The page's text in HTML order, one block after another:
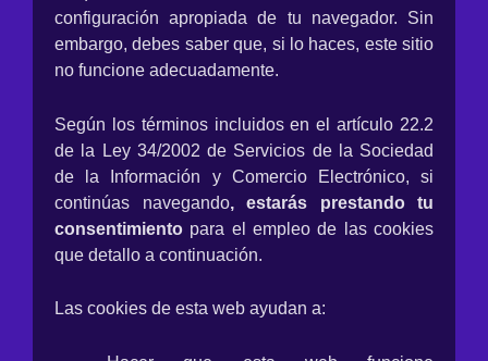
configuración apropiada de tu navegador. Sin
embargo, debes saber que, si lo haces, este sitio
no funcione adecuadamente.
Según los términos incluidos en el artículo 22.2
de la Ley 34/2002 de Servicios de la Sociedad
de la Información y Comercio Electrónico, si
continúas navegando, estarás prestando tu
consentimiento para el empleo de las cookies
que detallo a continuación.
Las cookies de esta web ayudan a: